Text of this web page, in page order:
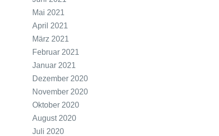
Mai 2021
April 2021
März 2021
Februar 2021
Januar 2021
Dezember 2020
November 2020
Oktober 2020
August 2020
Juli 2020